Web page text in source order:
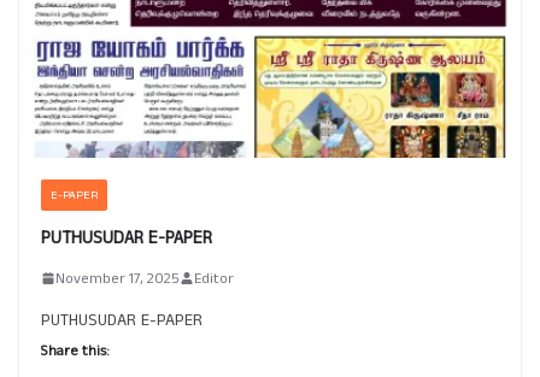
E-PAPER
PUTHUSUDAR E-PAPER
November 17, 2025 Editor
PUTHUSUDAR E-PAPER
Share this: